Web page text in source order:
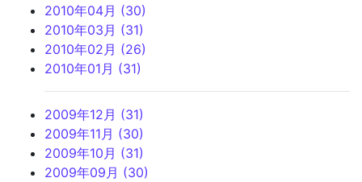
2010年04月 (30)
2010年03月 (31)
2010年02月 (26)
2010年01月 (31)
2009年12月 (31)
2009年11月 (30)
2009年10月 (31)
2009年09月 (30)